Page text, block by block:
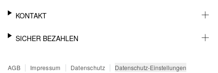
BARRIEREFREIHEIT
WHATSAPP
MEIN KONTO
SENDUNGSVERFOLGUNG
KONTAKT
SUPPORT
SICHER BEZAHLEN
PAYPAL
AGB | Impressum | Datenschutz | Datenschutz-Einstellungen